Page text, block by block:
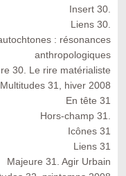
Insert 30.
Liens 30.
: résonances
anthropologiques
30. Le rire matérialiste
31, hiver 2008
En tête 31
Hors-champ 31.
Icônes 31
Liens 31
Majeure 31. Agir Urbain